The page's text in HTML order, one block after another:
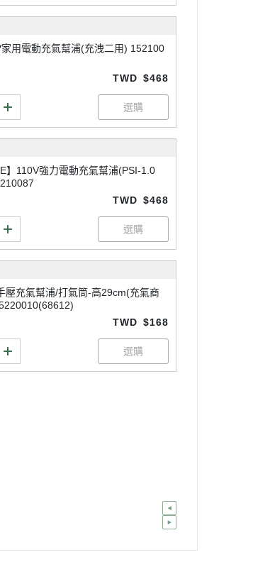
用電動充氣幫浦(充洩二用) 152100
TWD $468
】110V強力電動充氣幫浦(PSI-1.0
TWD $468
壓充氣幫浦/打氣筒-高29cm(充氣商
TWD $168